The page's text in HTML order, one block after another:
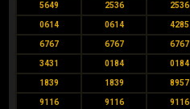
5649 2536 2536
0614 0614 4285
6767 6767 6767
3431 0184 0184
1839 1839 8957
9116 9116 9116